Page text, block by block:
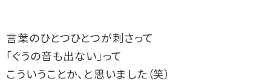
言葉のひとつひとつが刺さって
「ぐうの音も出ない」って
こういうことか、と思いました（笑）